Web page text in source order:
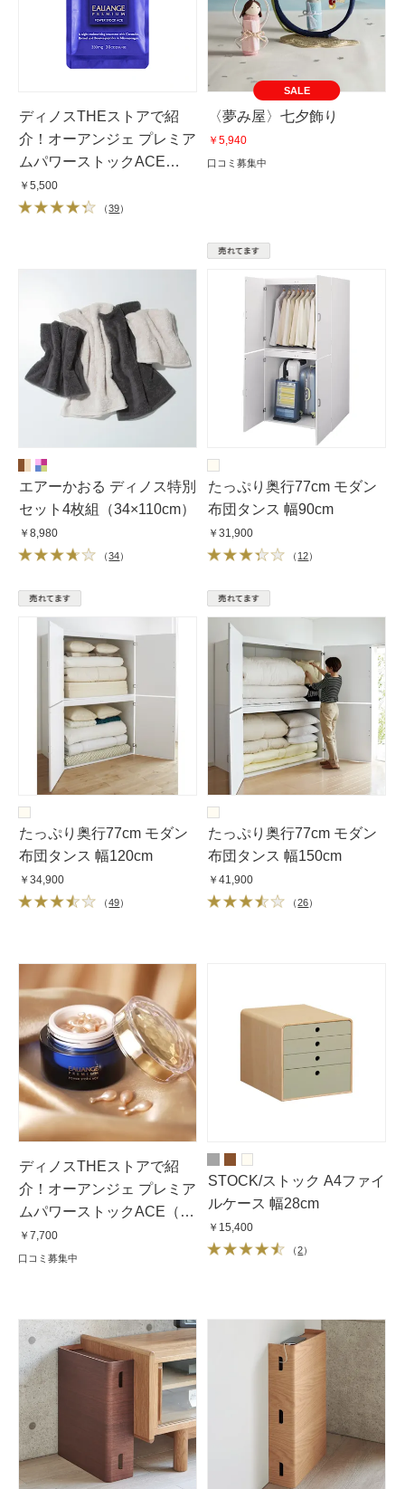
ディノスTHEストアで紹
介！オーアンジェ プレミア
ムパワーストックACE
（詰替30粒）
￥5,500
（39）
SALE
〈夢み屋〉七夕飾り
￥5,940
口コミ募集中
エアーかおる ディノス特別
セット4枚組（34×110cm）
￥8,980
（34）
たっぷり奥行77cm モダン
布団タンス 幅90cm
￥31,900
（ 12）
たっぷり奥行77cm モダン
布団タンス 幅120cm
￥34,900
（49）
たっぷり奥行77cm モダン
布団タンス 幅150cm
￥41,900
（26）
ディノスTHEストアで紹
介！オーアンジェ プレミア
ムパワーストックACE（30
粒）＆特別ケース付
￥7,700
口コミ募集中
STOCK/ストック A4ファイ
ルケース 幅28cm
￥15,400
（2）